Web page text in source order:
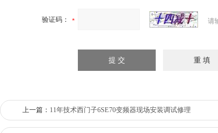
验证码： 请
上一篇： 11年技术西门子6SE70变频器现场安装调试修理